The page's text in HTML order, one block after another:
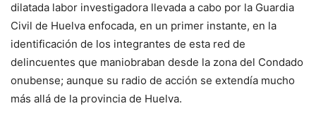
dilatada labor investigadora llevada a cabo por la Guardia
Civil de Huelva enfocada, en un primer instante, en la
identificación de los integrantes de esta red de
delincuentes que maniobraban desde la zona del Condado
onubense; aunque su radio de acción se extendía mucho
más allá de la provincia de Huelva.